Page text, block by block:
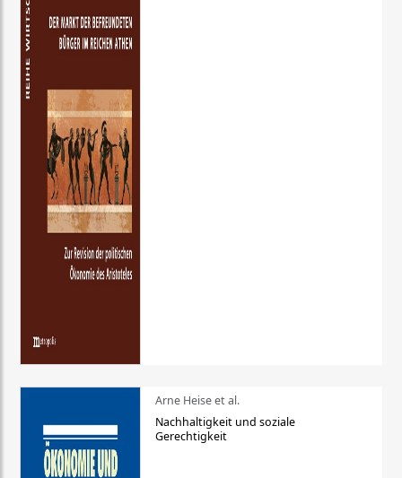
Arne Heise et al.
Nachhaltigkeit und soziale
Gerechtigkeit